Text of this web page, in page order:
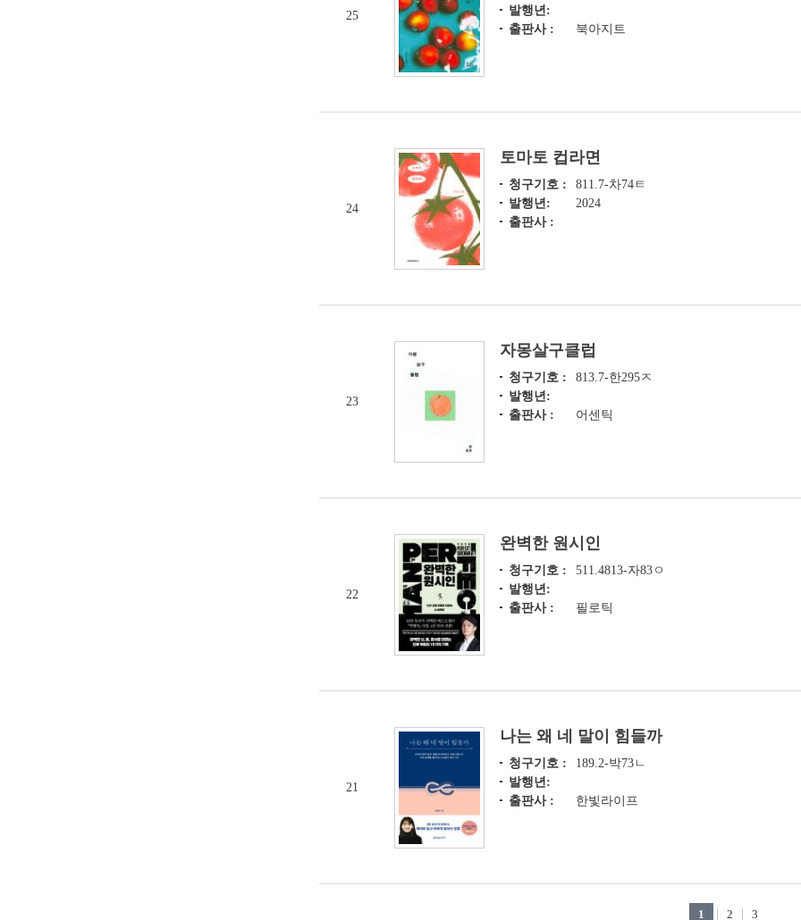
25
발행년:
출판사 :
북아지트
24
토마토 컵라면
청구기호 :
811.7-차74ㅌ
발행년:
2024
출판사 :
23
자몽살구클럽
청구기호 :
813.7-한295ㅈ
발행년:
출판사 :
어센틱
22
완벽한 원시인
청구기호 :
511.4813-자83ㅇ
발행년:
출판사 :
필로틱
21
나는 왜 네 말이 힘들까
청구기호 :
189.2-박73ㄴ
발행년:
출판사 :
한빛라이프
1 2 3